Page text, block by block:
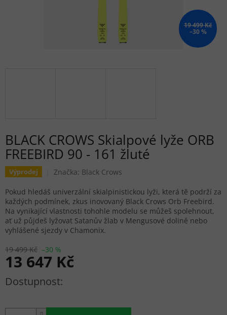
19 499 Kč
–30 %
BLACK CROWS Skialpové lyže ORB
FREEBIRD 90 - 161 žluté
Výprodej Značka: Black Crows
19 499 Kč –30 %
13 647 Kč
Měrná cena:
Pokud hledáš univerzální skialpinistickou lyži, která tě podrží za
každých podmínek, zkus inovovaný Black Crows Orb Freebird.
Na vynikající vlastnosti tohohle modelu se můžeš spolehnout,
ať už půjdeš lyžovat Satanův žlab v Mengusové dolině nebo
vyhlášené sjezdy v Chamonix.